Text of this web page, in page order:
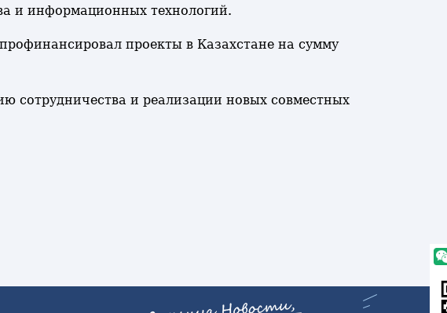
и информационных технологий.
проекты в Казахстане на сумму
сотрудничества и реализации новых совместных